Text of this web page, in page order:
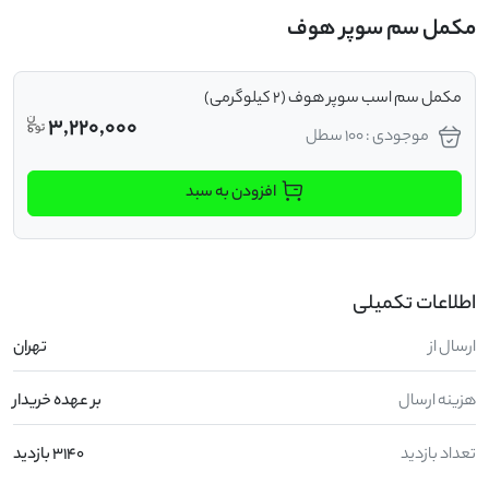
مکمل سم سوپر هوف
مکمل سم اسب سوپر هوف (2 کیلوگرمی)
موجودی : 100 سطل
3,220,000
افزودن به سبد
اطلاعات تکمیلی
ارسال از تهران
هزینه ارسال بر عهده خریدار
تعداد بازدید 3140 بازدید